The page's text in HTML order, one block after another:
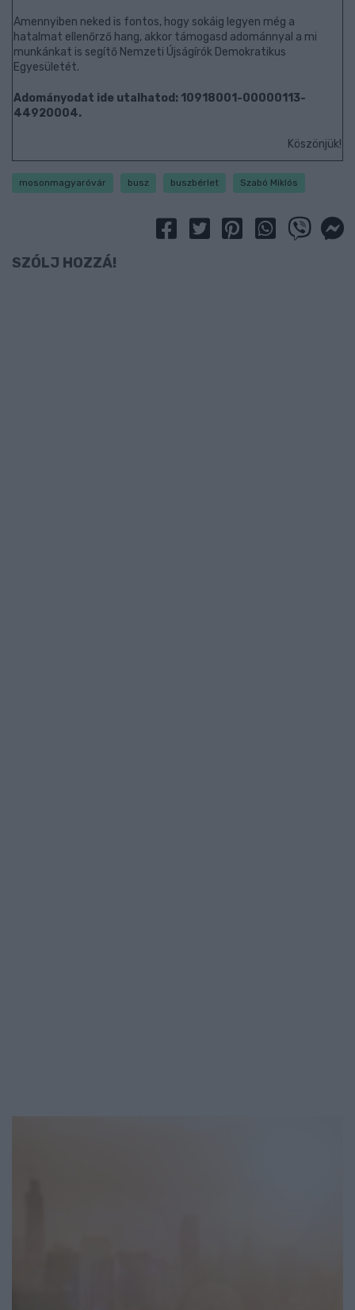
Amennyiben neked is fontos, hogy sokáig legyen még a
hatalmat ellenőrző hang, akkor támogasd adománnyal a mi
munkánkat is segítő Nemzeti Újságírók Demokratikus
Egyesületét.
Adományodat ide utalhatod: 10918001-00000113-
44920004.
Köszönjük!
mosonmagyaróvár busz buszbérlet Szabó Miklós
SZÓLJ HOZZÁ!